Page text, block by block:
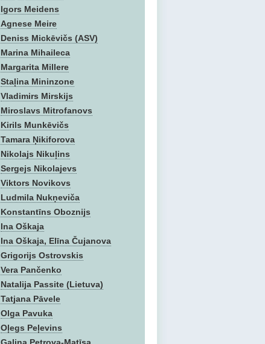
Igors Meidens
Agnese Meire
Deniss Mickēvičs (ASV)
Marina Mihaileca
Margarita Millere
Staļina Mininzone
Vladimirs Mirskijs
Miroslavs Mitrofanovs
Kirils Munkēvičs
Tamara Ņikiforova
Nikolajs Nikuļins
Sergejs Nikolajevs
Viktors Novikovs
Ludmila Nukņeviča
Konstantīns Oboznijs
Ina Oškaja
Ina Oškaja, Elīna Čujanova
Grigorijs Ostrovskis
Vera Pančenko
Natalija Passite (Lietuva)
Tatjana Pāvele
Olga Pavuka
Oļegs Peļevins